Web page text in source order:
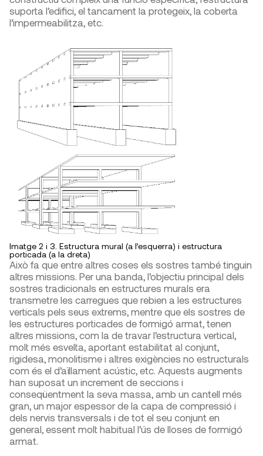
suporta l’edifici, el tancament la protegeix, la coberta
l’impermeabilitza, etc.
Imatge 2 i 3. Estructura mural (a l’esquerra) i estructura
porticada (a la dreta)
Això fa que entre altres coses els sostres també tinguin
altres missions. Per una banda, l’objectiu principal dels
sostres tradicionals en estructures murals era
transmetre les carregues que rebien a les estructures
verticals pels seus extrems, mentre que els sostres de
les estructures porticades de formigó armat, tenen
altres missions, com la de travar l’estructura vertical,
molt més esvelta, aportant estabilitat al conjunt,
rigidesa, monolitisme i altres exigències no estructurals
com és el d’aïllament acústic, etc. Aquests augments
han suposat un increment de seccions i
conseqüentment la seva massa, amb un cantell més
gran, un major espessor de la capa de compressió i
dels nervis transversals i de tot el seu conjunt en
general, essent molt habitual l’ús de lloses de formigó
armat.